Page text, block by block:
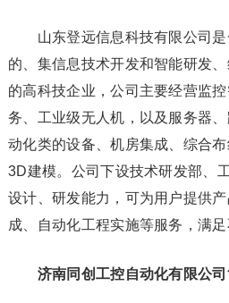
山东登远信息科技有限公司是
的、集信息技术开发和智能研发
的高科技企业，公司主要经营监
务、工业级无人机，以及服务器
动化类的设备、机房集成、综合布
3D建模。公司下设技术研发部、
设计、研发能力，可为用户提供
成、自动化工程实施等服务，满足
济南同创工控自动化有限公